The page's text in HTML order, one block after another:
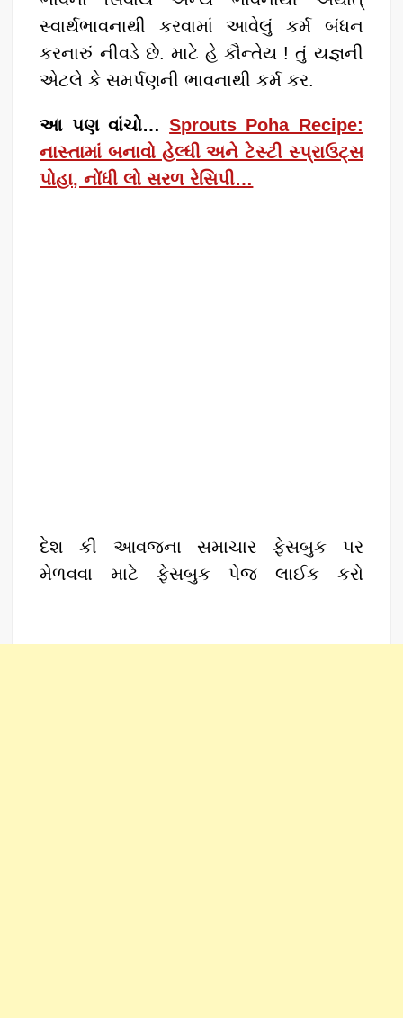
સ્વાર્થભાવનાથી કરવામાં આવેલું કર્મ બંધન
કરનારું નીવડે છે. માટે હે કૌન્તેય ! તું યજ્ઞની
એટલે કે સમર્પણની ભાવનાથી કર્મ કર.
આ પણ વાંચો…Sprouts Poha Recipe:
નાસ્તામાં બનાવો હેલ્ધી અને ટેસ્ટી સ્પ્રાઉટ્સ
પોહા, નોંધી લો સરળ રેસિપી…
દેશ કી આવજના સમાચાર ફેસબુક પર
મેળવવા માટે ફેસબુક પેજ લાઈક કરો